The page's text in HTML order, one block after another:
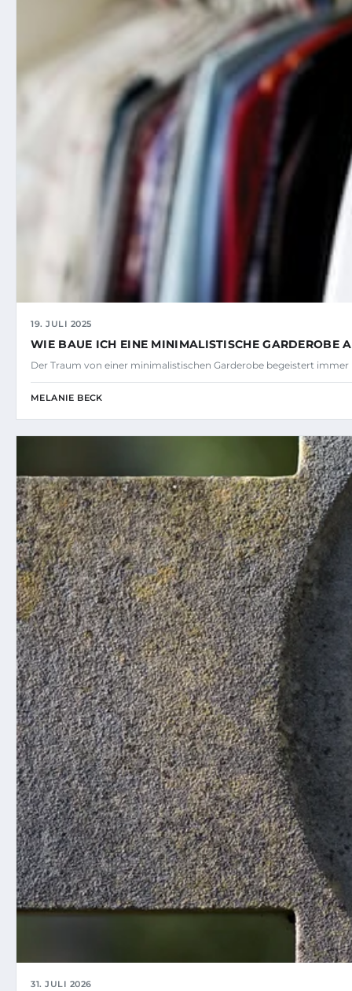
19. JULI 2025
WIE BAUE ICH EINE MINIMALISTISCHE GARDEROBE
Der Traum von einer minimalistischen Garderobe begeistert
MELANIE BECK
31. JULI 2026